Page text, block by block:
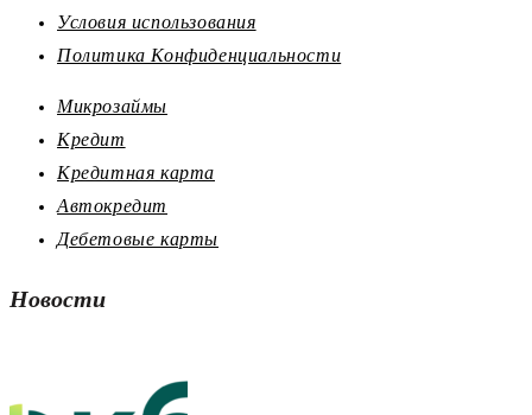
Условия использования
Политика Конфиденциальности
Микрозаймы
Кредит
Кредитная карта
Автокредит
Дебетовые карты
Новости